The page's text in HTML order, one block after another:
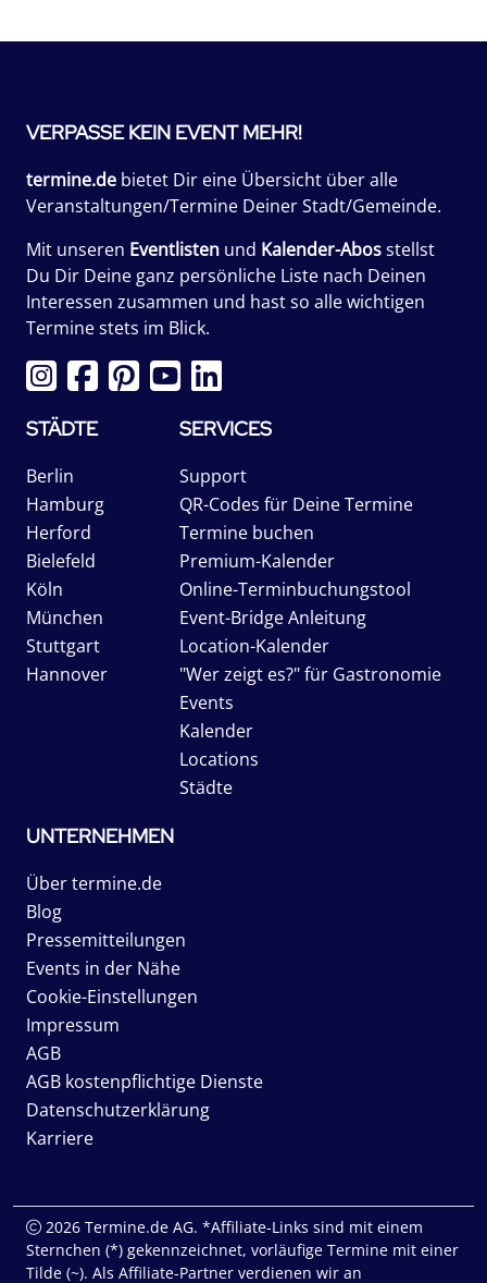
VERPASSE KEIN EVENT MEHR!
termine.de bietet Dir eine Übersicht über alle
Veranstaltungen/Termine Deiner Stadt/Gemeinde.
Mit unseren Eventlisten und Kalender-Abosstellst
Du Dir Deine ganz persönliche Liste nach Deinen
Interessen zusammen und hast so alle wichtigen
Termine stets im Blick.
STÄDTE
Berlin
Hamburg
Herford
Bielefeld
Köln
München
Stuttgart
Hannover
SERVICES
Support
QR-Codes für Deine Termine
Termine buchen
Premium-Kalender
Online-Terminbuchungstool
Event-Bridge Anleitung
Location-Kalender
"Wer zeigt es?" für Gastronomie
Events
Kalender
Locations
Städte
UNTERNEHMEN
Über termine.de
Blog
Pressemitteilungen
Events in der Nähe
Cookie-Einstellungen
Impressum
AGB
AGB kostenpflichtige Dienste
Datenschutzerklärung
Karriere
2026 Termine.de AG. *Affiliate-Links sind mit einem
Sternchen (*) gekennzeichnet, vorläufige Termine mit einer
Tilde (~). Als Affiliate-Partner verdienen wir an